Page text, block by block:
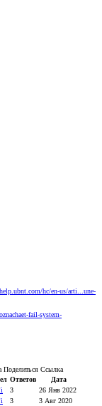
hc/en-us/arti...une-
fail-system-
Поделиться Ссылка
Ответов
Дата
3
26 Янв 2022
3
3 Авг 2020